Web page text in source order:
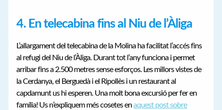
4. En telecabina fins al Niu de l’Àliga
L’allargament del telecabina de la Molina ha facilitat l’accés fins
al refugi del Niu de l’Àliga. Durant tot l’any funciona i permet
arribar fins a 2.500 metres sense esforços. Les millors vistes de
la Cerdanya, el Berguedà i el Ripollès i un restaurant al
capdamunt us hi esperen. Una molt bona excursió per fer en
família! Us n’expliquem més cosetes enaquest post sobre